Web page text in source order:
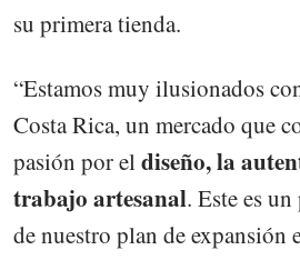
su primera tienda.
“Estamos muy ilusionados
Costa Rica, un mercado que
pasión por eldiseño, la
trabajo artesanal. Este es
de nuestro plan de expansión